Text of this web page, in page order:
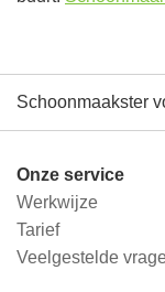
Schoonmaakster
Onze service
Werkwijze
Tarief
Veelgestelde